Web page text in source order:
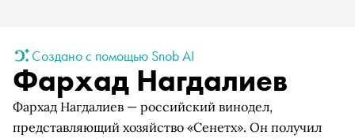
Создано с помощью Snob AI
Фархад Нагдалиев
Фархад Нагдалиев — российский винодел,
представляющий хозяйство «Сенетх». Он получил